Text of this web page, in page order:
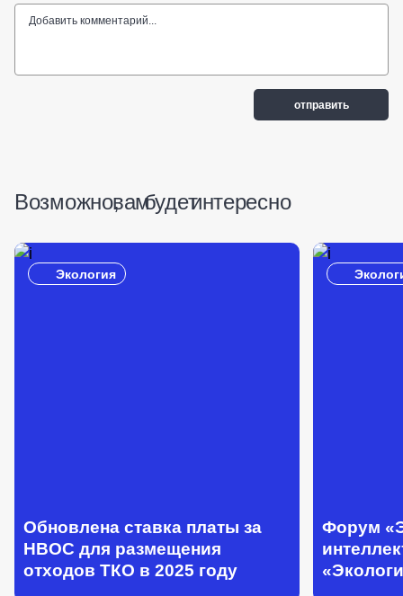
Возможно, вам будет интересно
Экология
Обновлена ставка платы за
НВОС для размещения
отходов ТКО в 2025 году
Форум